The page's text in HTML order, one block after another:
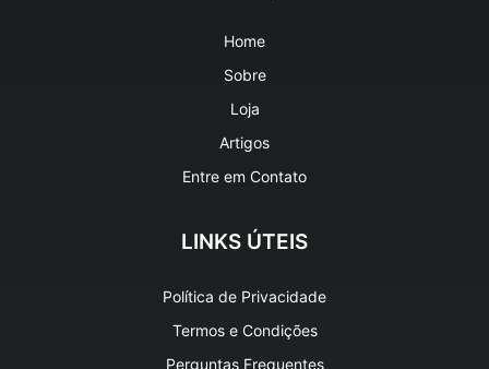
Home
Sobre
Loja
Artigos
Entre em Contato
LINKS ÚTEIS
Política de Privacidade
Termos e Condições
Perguntas Frequentes